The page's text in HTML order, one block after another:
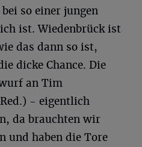
so einer jungen
ist. Wiedenbrück ist
das dann so ist,
dicke Chance. Die
an Tim
- eigentlich
da brauchten wir
und haben die Tore